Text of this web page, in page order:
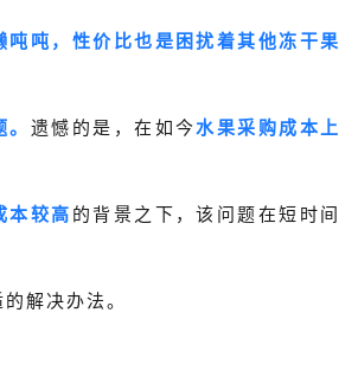
吨吨，性价比也是困扰着其他冻干果
遗憾的是，在如今水果采购成本上
本较高 的背景之下，该问题在短时间
解决办法。